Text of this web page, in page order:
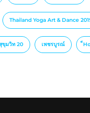
Thailand Yoga Art & Dance
ขุมวิท 20 เพชรบูรณ์